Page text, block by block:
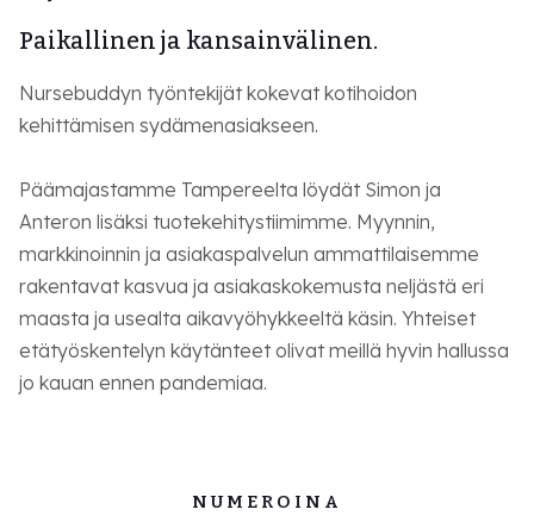
Paikallinen ja kansainvälinen.
Nursebuddyn työntekijät kokevat kotihoidon
kehittämisen sydämenasiakseen.
Päämajastamme Tampereelta löydät Simon ja
Anteron lisäksi tuotekehitystiimimme. Myynnin,
markkinoinnin ja asiakaspalvelun ammattilaisemme
rakentavat kasvua ja asiakaskokemusta neljästä eri
maasta ja usealta aikavyöhykkeeltä käsin. Yhteiset
etätyöskentelyn käytänteet olivat meillä hyvin hallussa
jo kauan ennen pandemiaa.
NUMEROINA